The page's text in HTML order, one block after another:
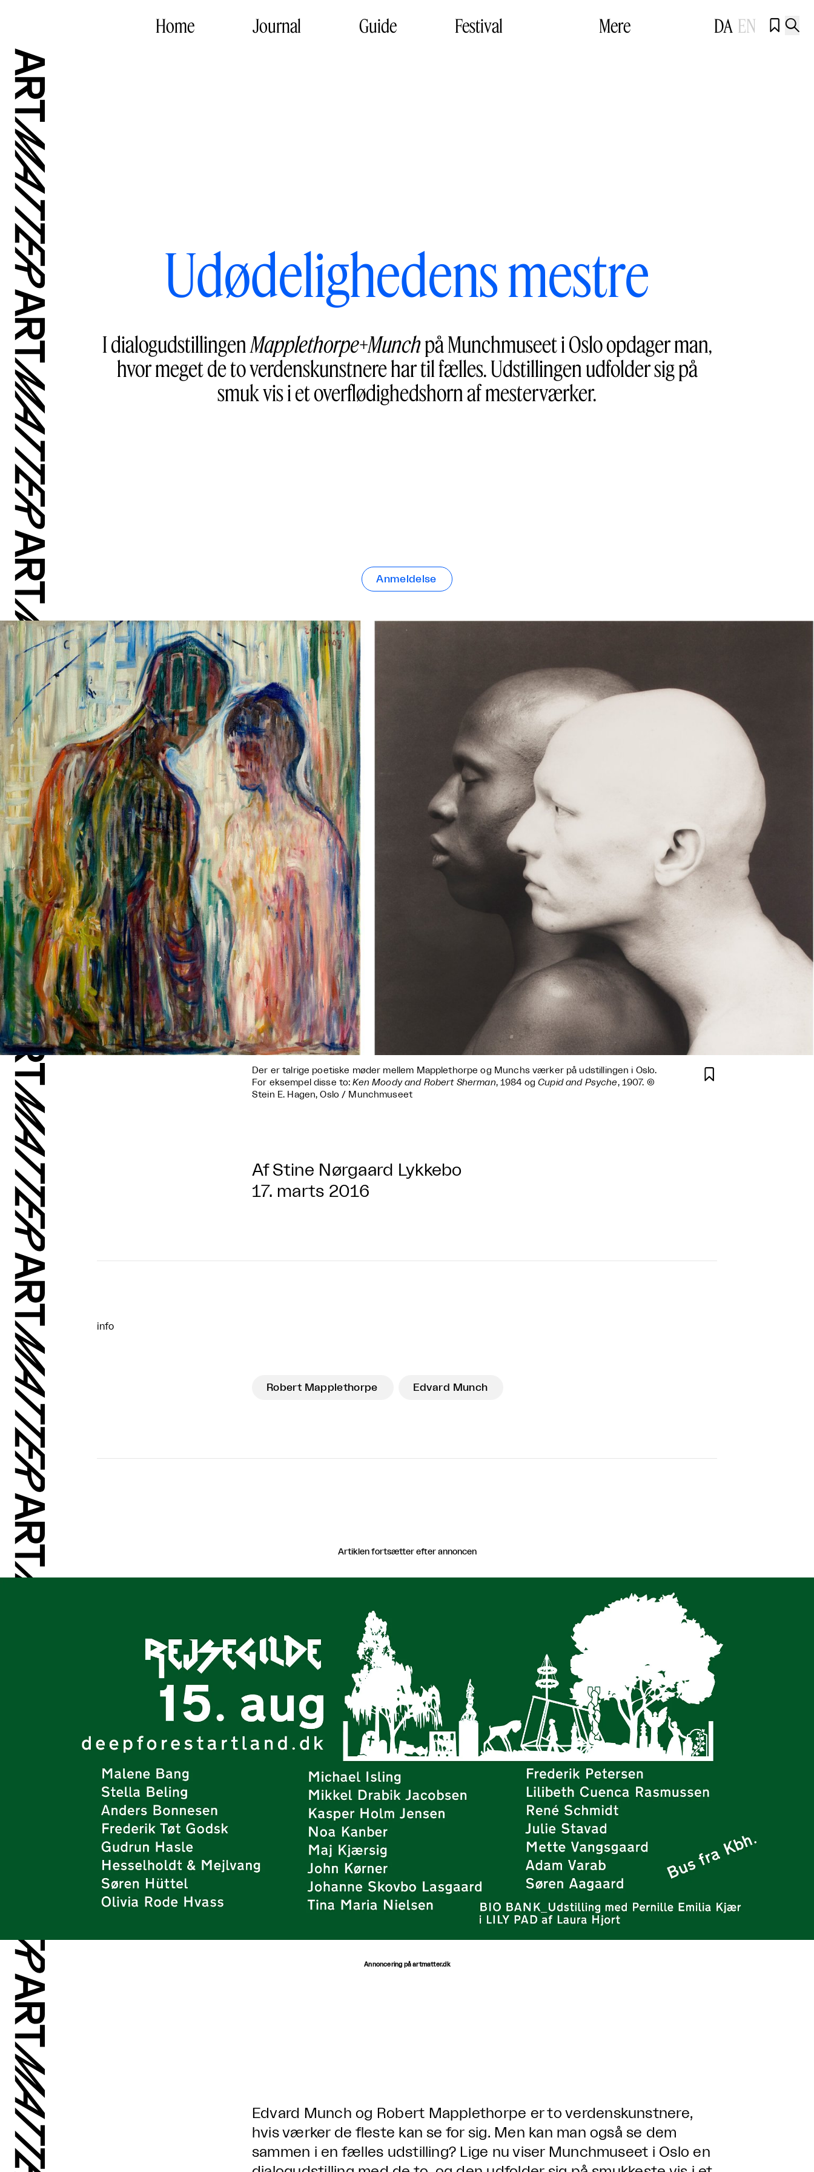
Home Journal Guide Festival Mere DA EN  
Udødelighedens mestre
I dialogudstillingen Mapplethorpe+Munchpå Munchmuseet i Oslo opdager man,
hvor meget de to verdenskunstnere har til fælles. Udstillingen udfolder sig på
smuk vis i et overflødighedshorn af mesterværker.
Anmeldelse
Der er talrige poetiske møder mellem Mapplethorpe og Munchs værker på udstillingen i Oslo.
For eksempel disse to:Ken Moody and Robert Sherman, 1984 ogCupid and Psyche, 1907. ©
Stein E. Hagen, Oslo / Munchmuseet

Af Stine Nørgaard Lykkebo
17. marts 2016
info
Robert Mapplethorpe Edvard Munch
Artiklen fortsætter efter annoncen
Annoncering på artmatter.dk
Edvard Munch og Robert Mapplethorpe er to verdenskunstnere,
hvis værker de fleste kan se for sig. Men kan man også se dem
sammen i en fælles udstilling? Lige nu viser Munchmuseet i Oslo en